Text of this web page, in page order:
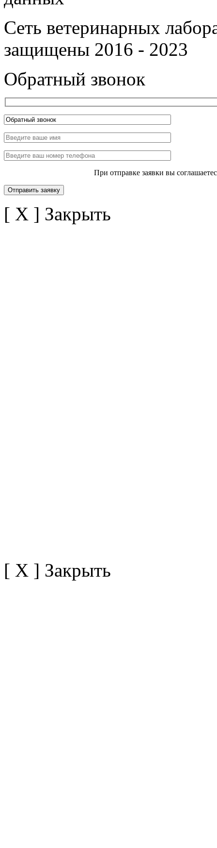
Сеть ветеринарных
защищены 2016 - 2023
Обратный звонок
При отправке заявки вы
[ X ] Закрыть
[ X ] Закрыть